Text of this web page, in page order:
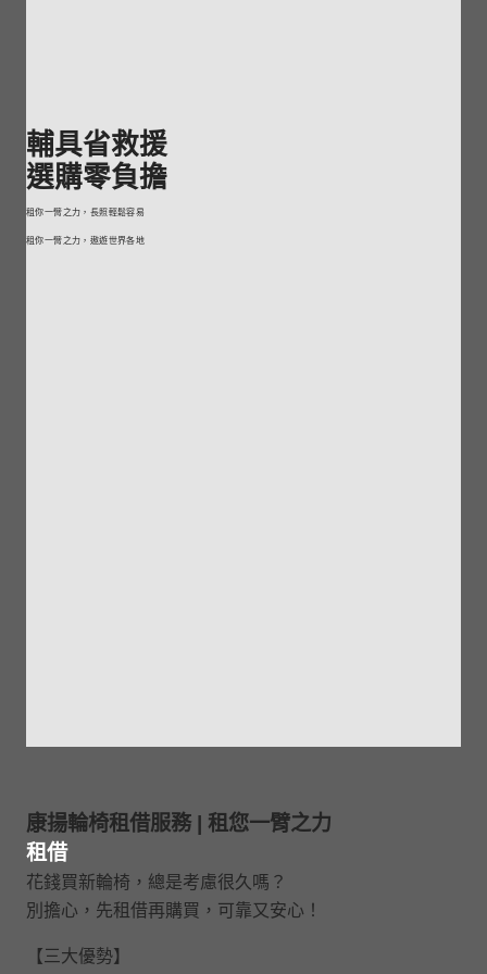
輔具省救援
選購零負擔
租你一臂之力，長照輕鬆容易
租你一臂之力，遨遊世界各地
康揚輪椅租借服務 | 租您一臂之力
租借
花錢買新輪椅，總是考慮很久嗎？
別擔心，先租借再購買，可靠又安心！
【三大優勢】